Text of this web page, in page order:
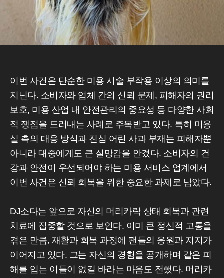
이번 사건은 단순한 미용 시술 부작용 이상의 의미를
지닌다. 소비자와 업체 간의 신뢰 문제, 피해자의 권리
보호, 미용 산업 내 안전관리의 중요성 등 다양한 사회
적 쟁점을 드러내는 사례로 주목받고 있다. 특히 미용
실 측의 대응 방식과 진심 어린 사과 부재는 피해자뿐
아니라 대중에게도 큰 실망감을 안겼다. 소비자의 건
강과 안전이 우선되어야 하는 미용 서비스 업계에서
이번 사건은 신뢰 회복을 위한 중요한 과제로 남았다.
DJ소다는 앞으로 자신의 머리카락 상태 회복과 관련
치료에 집중할 것으로 보인다. 이미 큰 정신적 고통을
겪은 만큼, 재활과 회복 과정에 팬들의 응원과 지지가
이어지고 있다. 그는 자신의 경험을 공개하며 같은 피
해를 입는 이들이 없길 바라는 마음도 전했다. 머리카